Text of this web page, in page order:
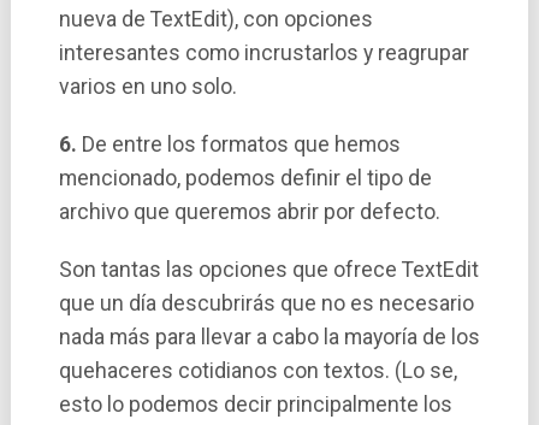
nueva de TextEdit), con opciones
interesantes como incrustarlos y reagrupar
varios en uno solo.
6. De entre los formatos que hemos
mencionado, podemos definir el tipo de
archivo que queremos abrir por defecto.
Son tantas las opciones que ofrece TextEdit
que un dí­a descubrirás que no es necesario
nada más para llevar a cabo la mayorí­a de los
quehaceres cotidianos con textos. (Lo se,
esto lo podemos decir principalmente los